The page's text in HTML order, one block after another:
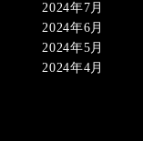
2024年7月
2024年6月
2024年5月
2024年4月